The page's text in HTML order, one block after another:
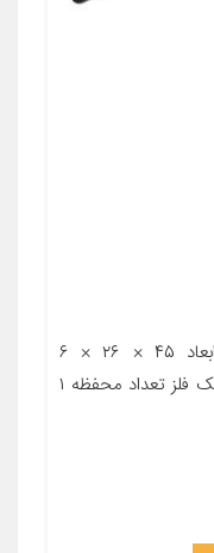
معرفی محصول جزئیات محصول ابعاد ۴۵ × ۲۶ × ۶
سانتی‌متر وزن ۲۷۸ گرم جنس پلاستیک فلز تعداد محفظه ۱